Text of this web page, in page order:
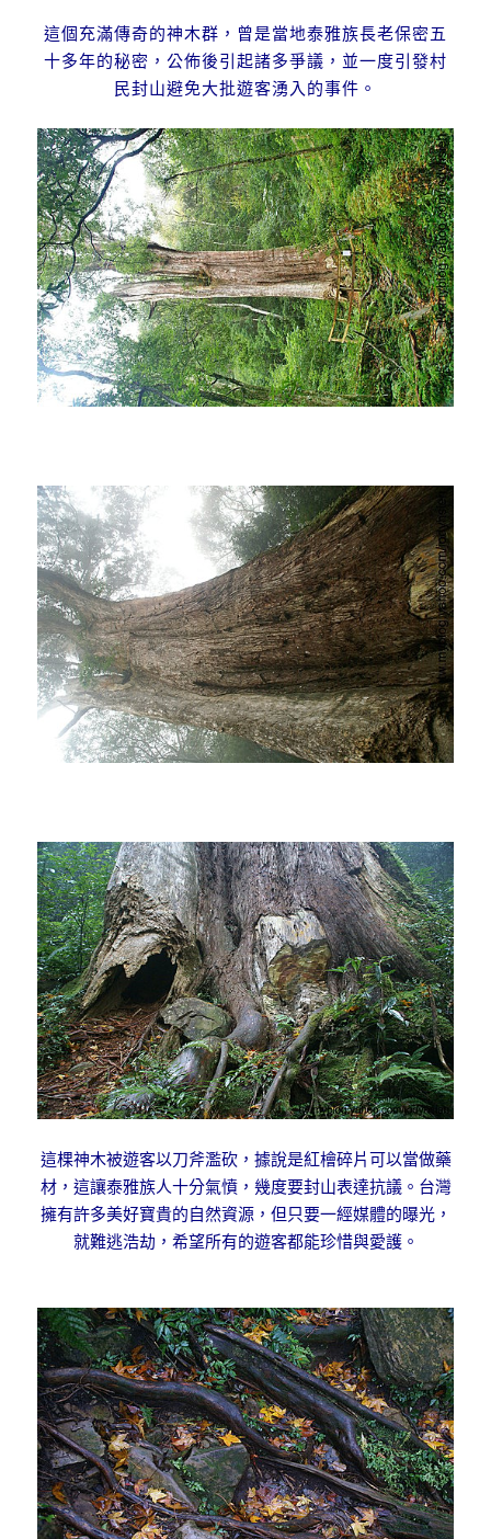
這個充滿傳奇的神木群，曾是當地泰雅族長老保密五
十多年的秘密，公佈後引起諸多爭議， 並一度引發村
民封山避免大批遊客湧入的事件。
這棵神木被遊客以刀斧濫砍，據說是紅檜碎片可以當做藥
材，這讓泰雅族人十分氣憤，幾度要封山表達抗議。台灣
擁有許多美好寶貴的自然資源，但只要一經媒體的曝光，
就難逃浩劫，希望所有的遊客都能珍惜與愛護。